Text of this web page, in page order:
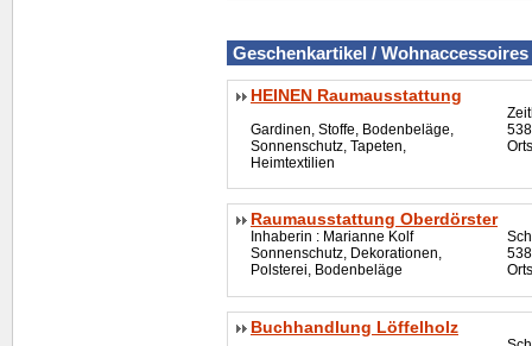
Geschenkartikel / Wohnaccessoires
HEINEN Raumausstattung
Gardinen, Stoffe, Bodenbeläge,
Sonnenschutz, Tapeten,
Heimtextilien
Raumausstattung Oberdörster
Inhaberin : Marianne Kolf
Sonnenschutz, Dekorationen,
Polsterei, Bodenbeläge
Buchhandlung Löffelholz